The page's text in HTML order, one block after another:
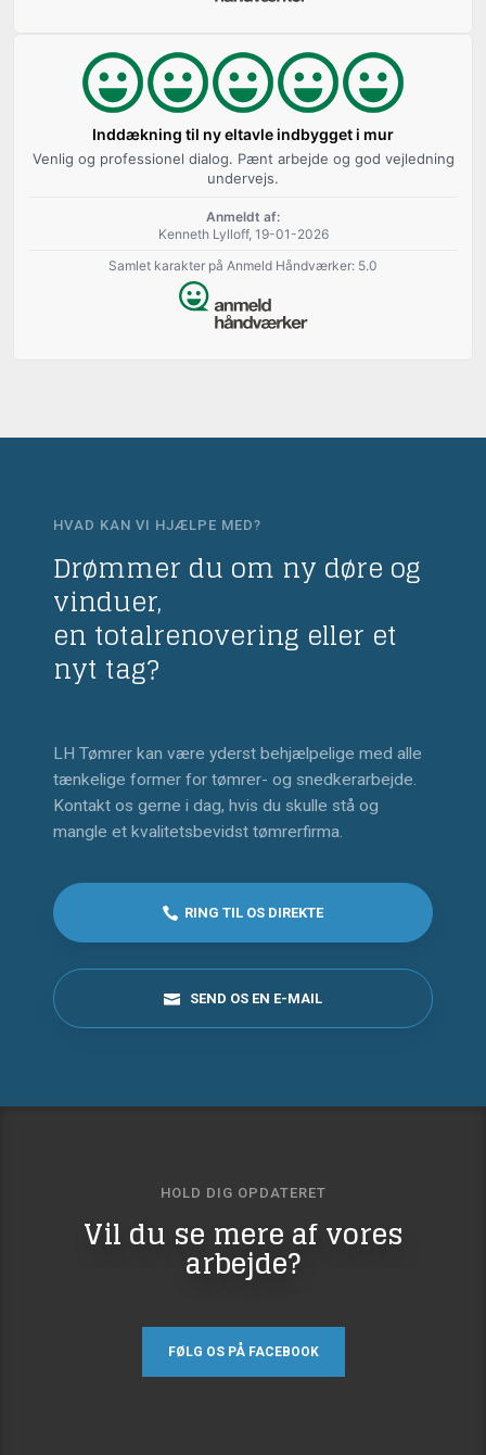
Inddækning til ny eltavle indbygget i mur
Venlig og professionel dialog. Pænt arbejde og god vejledning
undervejs.
Anmeldt af:
Kenneth Lylloff, 19-01-2026
Samlet karakter på Anmeld Håndværker: 5.0
HVAD KAN VI HJÆLPE MED?
Drømmer du om ny døre og
vinduer,
​en totalrenovering eller et
nyt tag?
LH Tømrer kan være yderst behjælpelige med alle
tænkelige former for tømrer- og snedkerarbejde.
Kontakt os gerne i dag, hvis du skulle stå og
mangle et kvalitetsbevidst tømrerfirma.
RING TIL OS DIREKTE
SEND OS EN E-MAIL
HOLD DIG OPDATERET​
​​Vil du se mere af vores
arbejde?
FØLG OS PÅ FACEBOOK​